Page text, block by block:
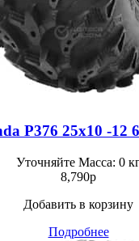
P376 25x10 -12
Уточняйте Масса: 0
8,790p
Добавить в корзину
Подробнее